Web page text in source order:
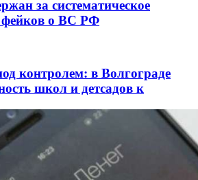
за систематическое
фейков о ВС РФ
контролем: в Волгограде
школ и детсадов к
в Волгограде: девушка
женщину с ножом